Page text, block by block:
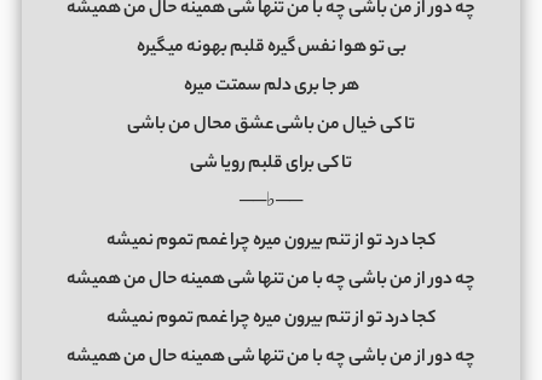
ﭼﻪ دور از ﻣﻦ ﺑﺎﺷﻰ ﭼﻪ ﺑﺎ ﻣﻦ ﺗﻨﻬﺎ ﺷﻰ ﻫﻤﻴﻨﻪ ﺣﺎل ﻣﻦ ﻫﻤﻴﺸﻪ
ﺑﻰ ﺗﻮ ﻫﻮا ﻧﻔﺲ ﮔﻴﺮه ﻗﻠﺒﻢ ﺑﻬﻮﻧﻪ ﻣﻴﮕﻴﺮه
ﻫﺮ ﺟﺎ ﺑﺮی دﻟﻢ ﺳﻤﺘﺖ ﻣﻴﺮه
ﺗﺎ ﻛﻰ ﺧﻴﺎل ﻣﻦ ﺑﺎﺷﻰ ﻋﺸﻖ ﻣﺤﺎل ﻣﻦ ﺑﺎﺷﻰ
ﺗﺎ ﻛﻰ ﺑﺮای ﻗﻠﺒﻢ روﻳﺎ ﺷﻰ
──♭──
ﻛﺠﺎ درد ﺗﻮ از ﺗﻨﻢ ﺑﻴﺮون ﻣﻴﺮه ﭼﺮا ﻏﻤﻢ ﺗﻤﻮم ﻧﻤﻴﺸﻪ
ﭼﻪ دور از ﻣﻦ ﺑﺎﺷﻰ ﭼﻪ ﺑﺎ ﻣﻦ ﺗﻨﻬﺎ ﺷﻰ ﻫﻤﻴﻨﻪ ﺣﺎل ﻣﻦ ﻫﻤﻴﺸﻪ
ﻛﺠﺎ درد ﺗﻮ از ﺗﻨﻢ ﺑﻴﺮون ﻣﻴﺮه ﭼﺮا ﻏﻤﻢ ﺗﻤﻮم ﻧﻤﻴﺸﻪ
ﭼﻪ دور از ﻣﻦ ﺑﺎﺷﻰ ﭼﻪ ﺑﺎ ﻣﻦ ﺗﻨﻬﺎ ﺷﻰ ﻫﻤﻴﻨﻪ ﺣﺎل ﻣﻦ ﻫﻤﻴﺸﻪ